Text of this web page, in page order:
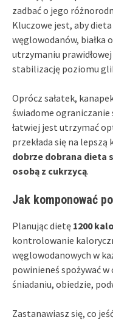
zadbać o jego
Kluczowe jest, aby
węglowodanów, białka
utrzymaniu
stabilizację poziomu
Oprócz sałatek,
świadome ograniczanie
łatwiej jest utrzymać
przekłada się na
dobrze dobrana dieta
osobą z cukrzycą.
Jak komponować
Planując dietę 1200
kontrolowanie
węglowodanowych w
powinieneś spożywać
śniadaniu, obiedzie,
Zastanawiasz się, co